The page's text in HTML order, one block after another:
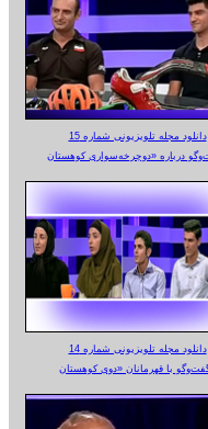
دانلود مجله تلویزیونی شماره 15
دانلود مجله تلویزیونی شماره 14